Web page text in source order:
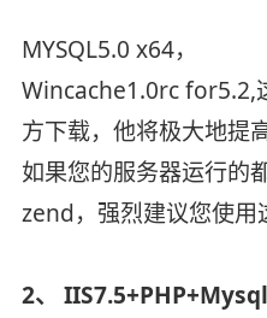
MYSQL5.0 x64，
Wincache1.0rc for5.2,
方下载，他将极大地提
如果您的服务器运行的
zend，强烈建议您使用
2、